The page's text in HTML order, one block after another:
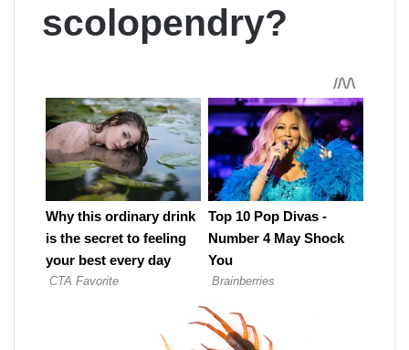
scolopendry?